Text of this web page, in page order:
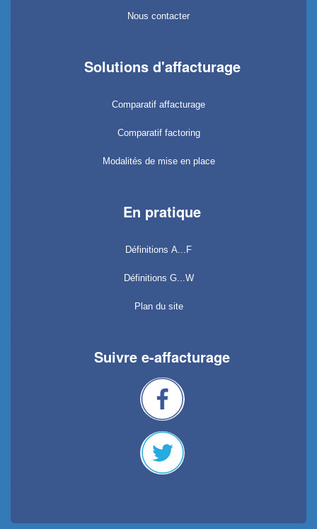
Nous contacter
Solutions d'affacturage
Comparatif affacturage
Comparatif factoring
Modalités de mise en place
En pratique
Définitions A...F
Définitions G...W
Plan du site
Suivre e-affacturage